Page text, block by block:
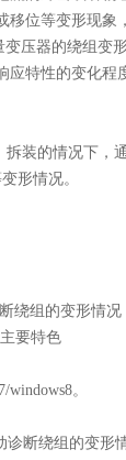
位等变形现象
压器的绕组变
特性的变化程
装的情况下，
形情况。
绕组的变形情况
要特色
。
断绕组的变形